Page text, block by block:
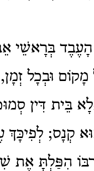
הָעֶבֶד בְּרָאשֵׁי
מָקוֹם וּבְכָל זְמָן,
בֵּית דִּין
קְנָס; לְפִיכָּךְ
הִפַּלְתָּ אֶת